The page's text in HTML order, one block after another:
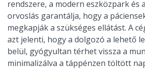
rendszere, a modern eszközpark és
orvoslás garantálja, hogy a
megkapják a szükséges ellátást. A
azt jelenti, hogy a dolgozó a lehető
belül, gyógyultan térhet vissza a
minimalizálva a táppénzen töltött